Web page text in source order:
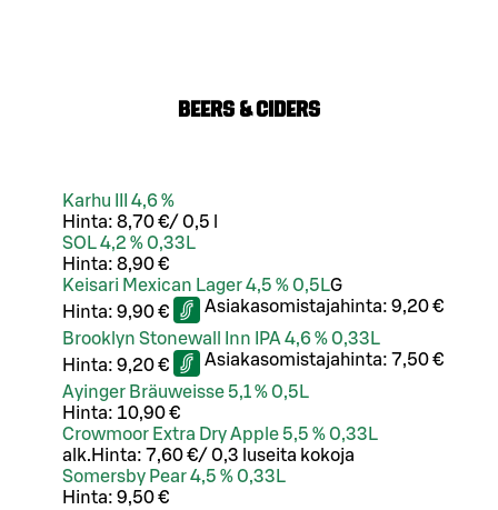
BEERS & CIDERS
Karhu III 4,6 %
Hinta: 8,70 €/ 0,5 l
SOL 4,2 % 0,33L
Hinta: 8,90 €
Keisari Mexican Lager 4,5 % 0,5LG
Hinta: 9,90 € Asiakasomistajahinta: 9,20 €
Brooklyn Stonewall Inn IPA 4,6 % 0,33L
Hinta: 9,20 € Asiakasomistajahinta: 7,50 €
Ayinger Bräuweisse 5,1 % 0,5L
Hinta: 10,90 €
Crowmoor Extra Dry Apple 5,5 % 0,33L
alk. Hinta: 7,60 €/ 0,3 l useita kokoja
Somersby Pear 4,5 % 0,33L
Hinta: 9,50 €